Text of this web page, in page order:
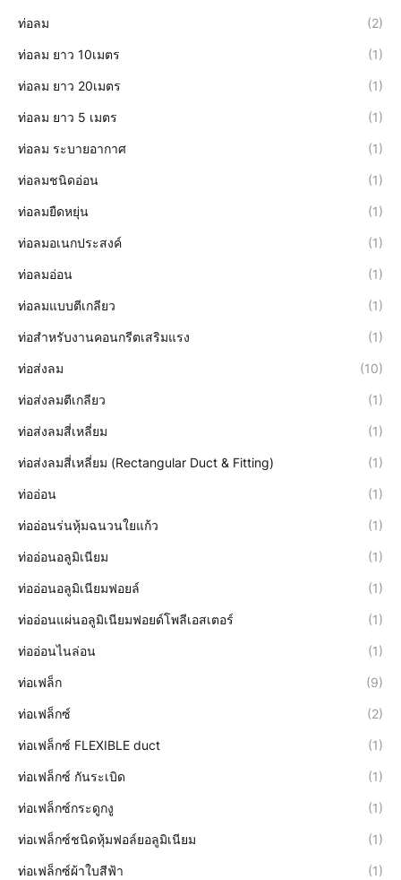
ท่อลม (2)
ท่อลม ยาว 10เมตร (1)
ท่อลม ยาว 20เมตร (1)
ท่อลม ยาว 5 เมตร (1)
ท่อลม ระบายอากาศ (1)
ท่อลมชนิดอ่อน (1)
ท่อลมยืดหยุ่น (1)
ท่อลมอเนกประสงค์ (1)
ท่อลมอ่อน (1)
ท่อลมแบบตีเกลียว (1)
ท่อสำหรับงานคอนกรีตเสริมแรง (1)
ท่อส่งลม (10)
ท่อส่งลมตีเกลียว (1)
ท่อส่งลมสี่เหลี่ยม (1)
ท่อส่งลมสี่เหลี่ยม (Rectangular Duct & Fitting) (1)
ท่ออ่อน (1)
ท่ออ่อนร่นหุ้มฉนวนใยแก้ว (1)
ท่ออ่อนอลูมิเนียม (1)
ท่ออ่อนอลูมิเนียมฟอยล์ (1)
ท่ออ่อนแผ่นอลูมิเนียมฟอยด์โพลีเอสเตอร์ (1)
ท่ออ่อนไนล่อน (1)
ท่อเฟล็ก (9)
ท่อเฟล็กซ์ (2)
ท่อเฟล็กซ์ FLEXIBLE duct (1)
ท่อเฟล็กซ์ กันระเบิด (1)
ท่อเฟล็กซ์กระดูกงู (1)
ท่อเฟล็กซ์ชนิดหุ้มฟอล์ยอลูมิเนียม (1)
ท่อเฟล็กซ์ผ้าใบสีฟ้า (1)